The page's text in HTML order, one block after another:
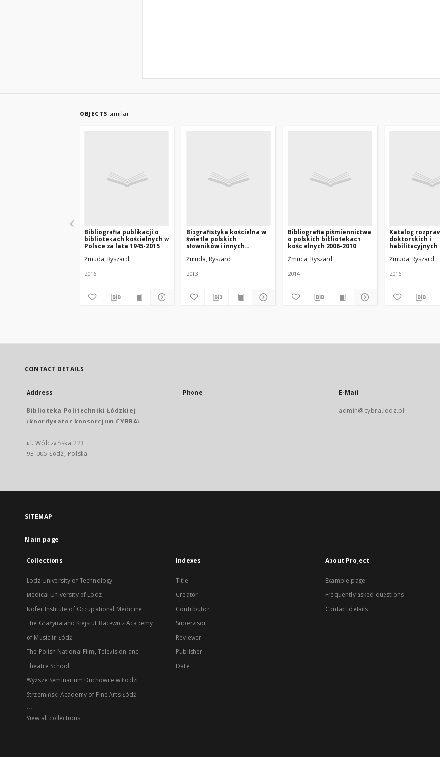
OBJECTS similar
Bibliografia publikacji o
bibliotekach kościelnych w
Polsce za lata 1945-2015
Żmuda, Ryszard
2016
Biografistyka kościelna w
świetle polskich
słowników i innych
Żmuda, Ryszard
2013
Bibliografia piśmiennictwa
o polskich bibliotekach
kościelnych 2006-2010
Żmuda, Ryszard
2014
Katalog
doktorskich i
habilitacyjnych
magisterskich o
Polsce za lata
Żmuda, Ryszard
2016
CONTACT DETAILS
Address
Biblioteka Politechniki Łódzkiej
(koordynator konsorcjum CYBRA)
ul. Wólczańska 223
93-005 Łódź, Polska
Phone E-Mail
admin@cybra.lodz.pl
SITEMAP
Main page
Collections
Lodz University of Technology
Medical University of Lodz
Nofer Institute of Occupational Medicine
The Grażyna and Kiejstut Bacewicz Academy
of Music in Łódź
The Polish National Film, Television and
Theatre School
Wyższe Seminarium Duchowne w Łodzi
Strzemiński Academy of Fine Arts Łódź
...
View all collections
Indexes
Title
Creator
Contributor
Supervisor
Reviewer
Publisher
Date
About Project
Example page
Frequently asked questions
Contact details